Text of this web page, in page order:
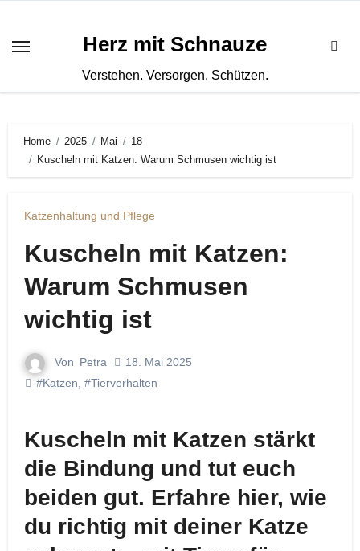
springen
Herz mit Schnauze
Verstehen. Versorgen. Schützen.
Home 2025 Mai
18
Kuscheln mit Katzen: Warum Schmusen wichtig ist
Katzenhaltung und Pflege
Kuscheln mit Katzen:
Warum Schmusen
wichtig ist
Von Petra
18. Mai 2025
#Katzen #Tierverhalten
Kuscheln mit Katzen stärkt
die Bindung und tut euch
beiden gut. Erfahre hier, wie
du richtig mit deiner Katze